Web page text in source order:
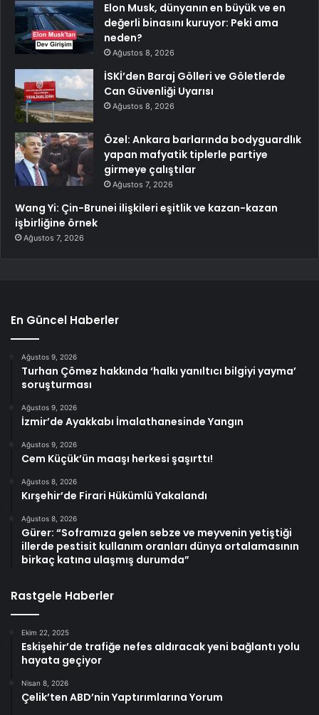
Elon Musk, dünyanın en büyük ve en
değerli binasını kuruyor: Peki ama
neden?
Ağustos 8, 2026
İSKİ’den Baraj Gölleri ve Göletlerde
Can Güvenliği Uyarısı
Ağustos 8, 2026
Özel: Ankara barlarında bodyguardlık
yapan mafyatik tiplerle partiye
girmeye çalıştılar
Ağustos 7, 2026
Wang Yi: Çin-Brunei ilişkileri eşitlik ve kazan-kazan
işbirliğine örnek
Ağustos 7, 2026
En Güncel Haberler
Ağustos 9, 2026
Turhan Çömez hakkında ‘halkı yanıltıcı bilgiyi yayma’
soruşturması
Ağustos 9, 2026
İzmir’de Ayakkabı İmalathanesinde Yangın
Ağustos 9, 2026
Cem Küçük’ün maaşı herkesi şaşırttı!
Ağustos 8, 2026
Kırşehir’de Firari Hükümlü Yakalandı
Ağustos 8, 2026
Gürer: “Soframıza gelen sebze ve meyvenin yetiştiği
illerde pestisit kullanım oranları dünya ortalamasının
birkaç katına ulaşmış durumda”
Rastgele Haberler
Ekim 22, 2025
Eskişehir’de trafiğe nefes aldıracak yeni bağlantı yolu
hayata geçiyor
Nisan 8, 2026
Çelik’ten ABD’nin Yaptırımlarına Yorum